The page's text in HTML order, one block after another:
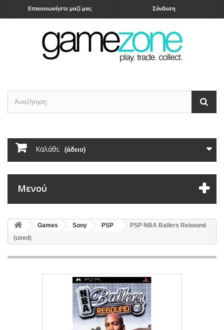
Σύνδεση
Επικοινωνήστε μαζί μας
Καλάθι: (άδειο)
Μενού
Games Sony PSP
PSP NBA Ballers Rebound
(used)